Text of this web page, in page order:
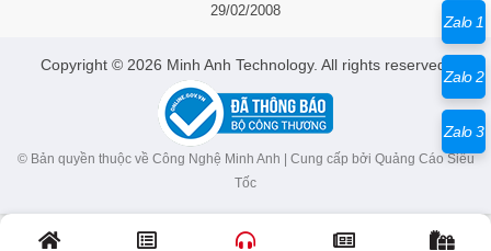
Camera EZVIZ CB3 2MPlà một giải pháp bảo mật lý
tưởng cho gia đình bạn, đặc biệt là khi bạn muốn có một
hệ thốngan ninh ngoài trời dễ dàng lắp đặt , không có
dây và không tốn kém chi phí lắp đặt. Với
tuổi thọ pin
hình ảnh sắc nét, vàphát hiện chuyển động
, camera này sẽ giúp bạn bảo vệ ngôi nhà
của mình 24/7 mà không lo hết pin hoặc phải lắp đặt
Kết Luận
29/02/2008
​​​​​​Copyright © 2026 Minh Anh Technology. All rights reserved.
© Bản quyền thuộc về Công Nghệ Minh Anh | Cung cấp bởi Quảng Cáo Siêu
Tốc
Zalo 1
Zalo 2
Zalo 3